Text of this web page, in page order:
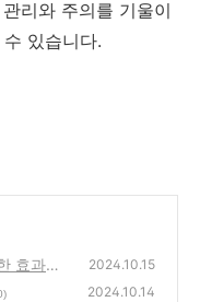
관리와 주의를 기울이
수 있습니다.
효과적
2024.10.15
2024.10.14